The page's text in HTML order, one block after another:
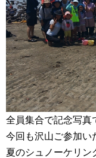
全員集合で記念写真
今回も沢山ご参加い
夏のシュノーケリン